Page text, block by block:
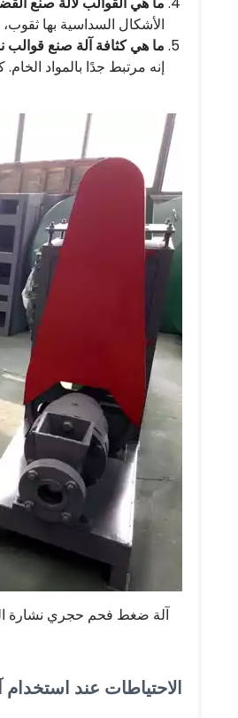
الأشكال السداسية بها
ما هي كثافة آلة صنع
إنه مرتبط جدًا بالمواد الخام.
آلة ضغط فحم حجري نشارة
الاحتياطات عند